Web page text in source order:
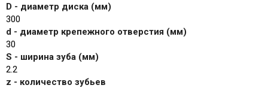
D - диаметр диска (мм)
300
d - диаметр крепежного отверстия (мм)
30
S - ширина зуба (мм)
2.2
z - количество зубьев